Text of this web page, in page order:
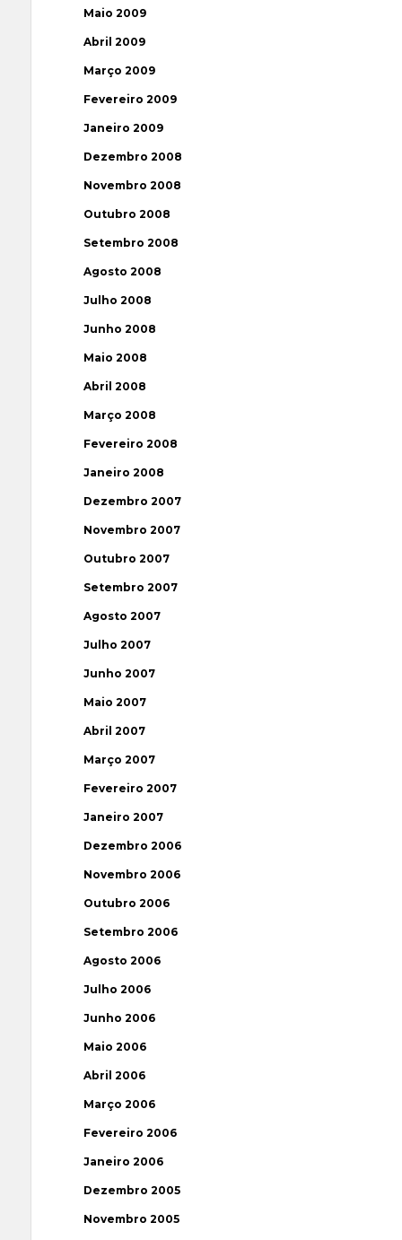
Maio 2009
Abril 2009
Março 2009
Fevereiro 2009
Janeiro 2009
Dezembro 2008
Novembro 2008
Outubro 2008
Setembro 2008
Agosto 2008
Julho 2008
Junho 2008
Maio 2008
Abril 2008
Março 2008
Fevereiro 2008
Janeiro 2008
Dezembro 2007
Novembro 2007
Outubro 2007
Setembro 2007
Agosto 2007
Julho 2007
Junho 2007
Maio 2007
Abril 2007
Março 2007
Fevereiro 2007
Janeiro 2007
Dezembro 2006
Novembro 2006
Outubro 2006
Setembro 2006
Agosto 2006
Julho 2006
Junho 2006
Maio 2006
Abril 2006
Março 2006
Fevereiro 2006
Janeiro 2006
Dezembro 2005
Novembro 2005